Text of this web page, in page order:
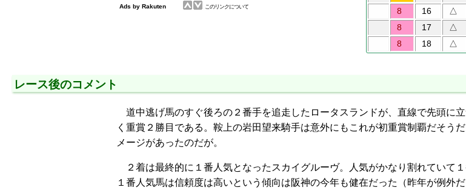
8
16 △
8
17 △
8
18 △
レース後のコメント
道中逃げ馬のすぐ後ろの２番手を追走したロータスランドが、直線で先頭に
く重賞２勝目である。鞍上の岩田望来騎手は意外にもこれが初重賞制覇だそう
メージがあったのだが。
２着は最終的に１番人気となったスカイグルーヴ。人気がかなり割れていて
１番人気馬は信頼度は高いという傾向は阪神の今年も健在だった（昨年が例外だ